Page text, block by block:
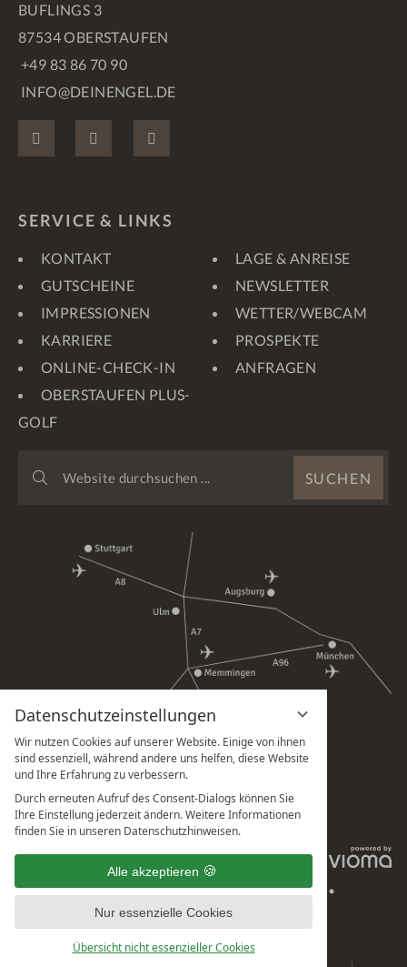
Datenschutzeinstellungen
Wir nutzen Cookies auf unserer Website. Einige von ihnen
sind essenziell, während andere uns helfen, diese Website
und Ihre Erfahrung zu verbessern.
Durch erneuten Aufruf des Consent-Dialogs können Sie
Ihre Einstellung jederzeit ändern. Weitere Informationen
finden Sie in unseren Datenschutzhinweisen.
Alle akzeptieren
Nur essenzielle Cookies
Übersicht nicht essenzieller Cookies
BUFLINGS 3
87534 OBERSTAUFEN
+49 83 86 70 90
INFO@DEINENGEL.DE
FACEBOOKINSTAGRAM
SERVICE & LINKS
KONTAKT
LAGE & ANREISE
GUTSCHEINE
NEWSLETTER
IMPRESSIONEN
WETTER/WEBCAM
KARRIERE
PROSPEKTE
ONLINE-CHECK-IN
ANFRAGEN
OBERSTAUFEN PLUS-
GOLF
DURCHSUCHEN
SUCHEN
IMPRESSUM
DATENSCHUTZHINWEISE
DATENSCHUTZEINSTELLUNGEN
AGB
BARRIEREFREIHEIT